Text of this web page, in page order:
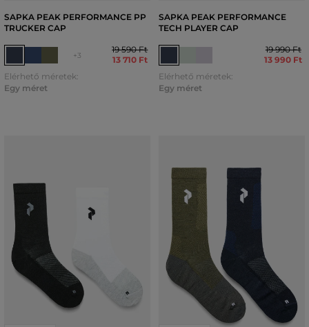
SAPKA PEAK PERFORMANCE PP
TRUCKER CAP
+3
19 590 Ft
13 710 Ft
Elérhető méretek:
Egy méret
SAPKA PEAK PERFORMANCE
TECH PLAYER CAP
19 990 Ft
13 990 Ft
Elérhető méretek:
Egy méret